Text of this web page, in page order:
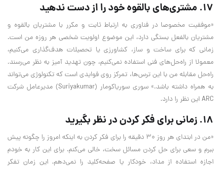
۱۷. مشتری‌های بالقوه خود را از دست ندهید
«موفقیت مخصوصا در فناوری به ارتباط ثابت و مکرر با مشتریان بالقوه و
مشتریان بالفعل بستگی دارد، این موضوع اولویت شخصی هر روزه من است.
زمانی که برای ساخت و ساز، کشاورزی یا تحصیلات هدف‌گذاری می‌کنیم،
معمولا از راه‌حل‌های فنی استفاده نمی‌کنیم، چون تهدید آمیز به نظر می‌رسند.
را‌ه‌حل مقابله من با این ترس‌ها، تمرکز روی فوایدی است که تکنولوژی می‌تواند
به همراه داشته باشد.» سوری سوریاکومار (Suriyakumar) مدیرعامل شرکت
ARC این نظر را دارد.
۱۸. زمانی برای فکر کردن در نظر بگیرید
«من در ابتدای هر روز ۳۰ دقیقه را برای فکر کردن به اینکه امروز را چگونه پیش
ببرم و سعی برای حل کردن مسائل سخت، خالی می‌کنم. برای این‌ کار به خودم
اجازه استفاده از مداد، خودکار یا صفحه‌کلید را نمی‌دهم. این زمان تفکر